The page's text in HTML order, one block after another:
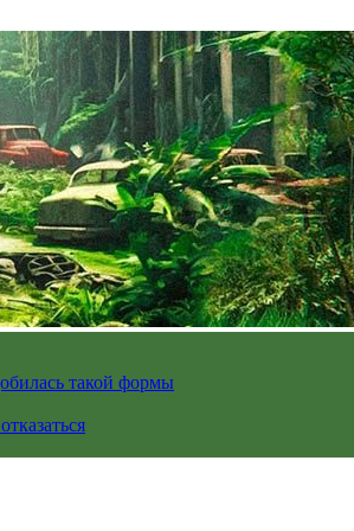
такой формы